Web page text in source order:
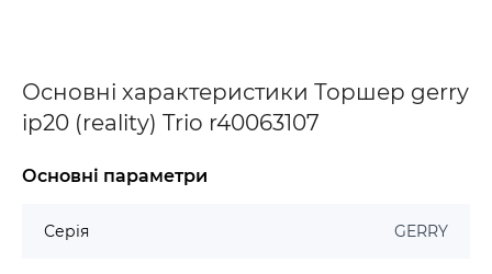
Основні характеристики Торшер gerry
ip20 (reality) Trio r40063107
Основні параметри
Серія GERRY